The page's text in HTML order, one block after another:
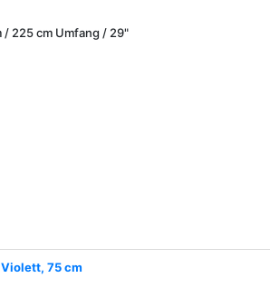
/ 225 cm Umfang / 29"
75 cm